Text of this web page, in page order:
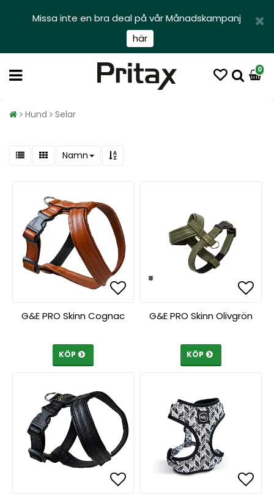
Missa inte en bra deal på vår Månadskampanj
här
0
Hund Selar
Namn
Lägg till i
Lägg till i
G&E PRO Skinn Cognac
KÖP
G&E PRO Skinn Olivgrön
KÖP